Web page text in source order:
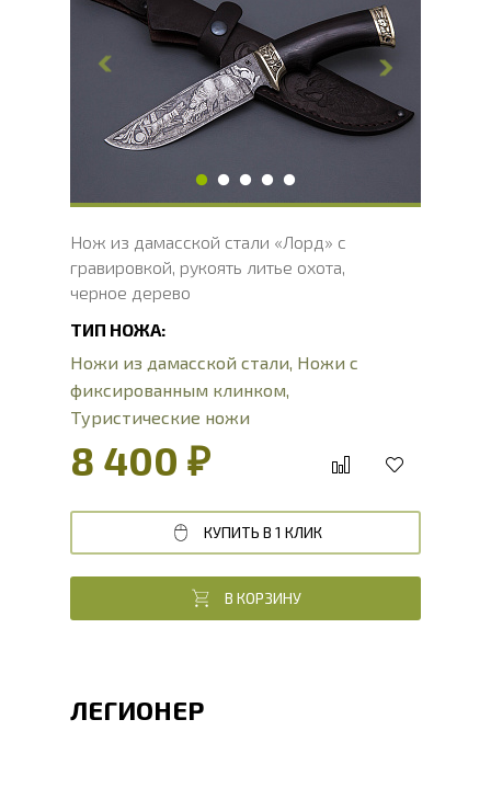
Длина клинка, мм
148
Ширина клинка, мм
35
Толщина обуха, мм
Ширина рукояти, мм
33
Длина рукояти, мм
122
Толщина рукояти, мм
23
Твердость клинка, HRC
60 - 62 HRC
Нож из дамасской стали «Лорд» с
гравировкой, рукоять литье охота,
черное дерево
ТИП НОЖА:
Ножи из дамасской стали, Ножи с
фиксированным клинком,
Туристические ножи
8 400 ₽
КУПИТЬ В 1 КЛИК
В КОРЗИНУ
ЛЕГИОНЕР